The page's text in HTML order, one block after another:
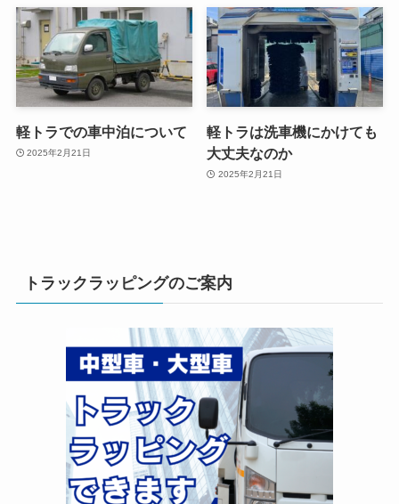
軽トラでの車中泊について
2025年2月21日
軽トラは洗車機にかけても
大丈夫なのか
2025年2月21日
トラックラッピングのご案内